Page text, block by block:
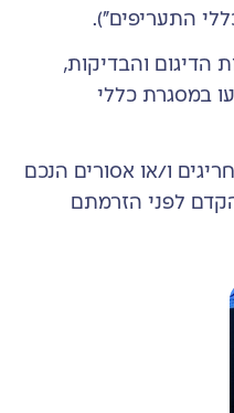
הדיגום והבדיקות,
במסגרת כללי
ו/או אסורים הנכם
לפני הזרמתם